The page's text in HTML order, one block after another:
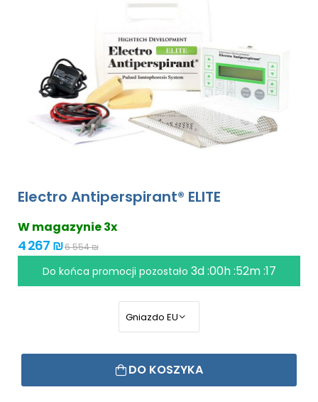
Electro Antiperspirant® ELITE
W magazynie 3x
4 267 ₪6 554 ₪
Do końca promocji pozostało 3d :00h :52m :17
DO KOSZYKA